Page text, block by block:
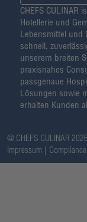
CHEFS CULINAR
Hotellerie und
Lebensmittel und
schnell,
unserem breiten
praxisnahes
passgenaue
Lösungen sowie
erhalten Kunden
@ CHEFS CULINAR 2026
Impressum
Compliance